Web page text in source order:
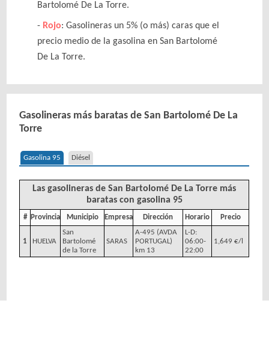
Bartolomé De La Torre.
Rojo: Gasolineras un 5% (o más) caras que el
precio medio de la gasolina en San Bartolomé
De La Torre.
Gasolineras más baratas de San Bartolomé De La
Torre
Gasolina 95 Diésel
Las gasolineras de San Bartolomé De La Torre más
baratas con gasolina 95
# Provincia Municipio Empresa Dirección Horario Precio
1 HUELVA
San
Bartolomé
de la Torre
SARAS
A-495 (AVDA
PORTUGAL)
km 13
L-D:
06:00-
22:00
1,649 €/l